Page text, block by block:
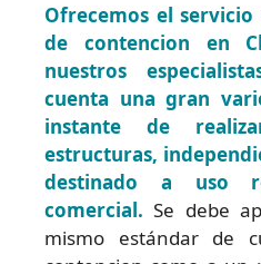
Ofrecemos el
de contencion en
nuestros
cuenta una gran
instante de
estructuras,
destinado a uso
comercial. Se debe
mismo estándar de